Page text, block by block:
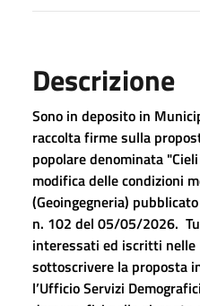
Descrizione
Sono in deposito in
raccolta firme sulla
popolare denominata
modifica delle condizioni
(Geoingegneria)
n. 102 del 05/05/2026.
interessati ed iscritti
sottoscrivere la proposta
l’Ufficio Servizi